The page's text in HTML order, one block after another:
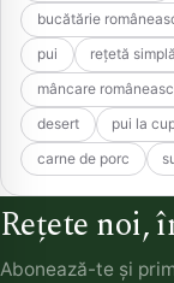
bucătărie
pui
rețetă simplă
mâncare
desert
pui la
carne de porc
Rețete noi,
Abonează-te și